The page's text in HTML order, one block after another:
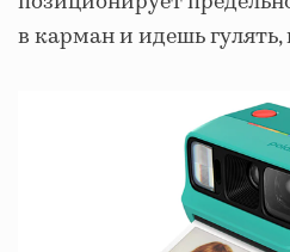
в карман и идешь